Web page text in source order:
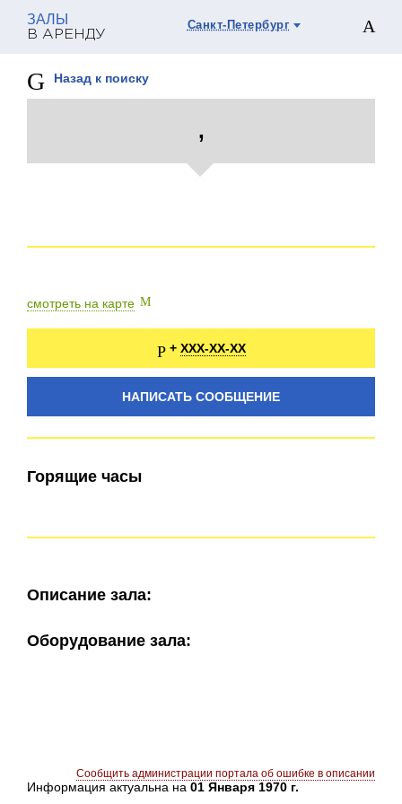
ЗАЛЫ
В АРЕНДУ
Санкт-Петербург
Назад к поиску
,
смотреть на карте
+ XXX-XX-XX
НАПИСАТЬ СООБЩЕНИЕ
Горящие часы
Описание зала:
Оборудование зала:
Сообщить администрации портала об ошибке в описании
Информация актуальна на 01 Января 1970 г.